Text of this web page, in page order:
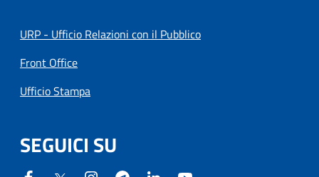
URP - Ufficio Relazioni con il Pubblico
Front Office
Ufficio Stampa
SEGUICI SU